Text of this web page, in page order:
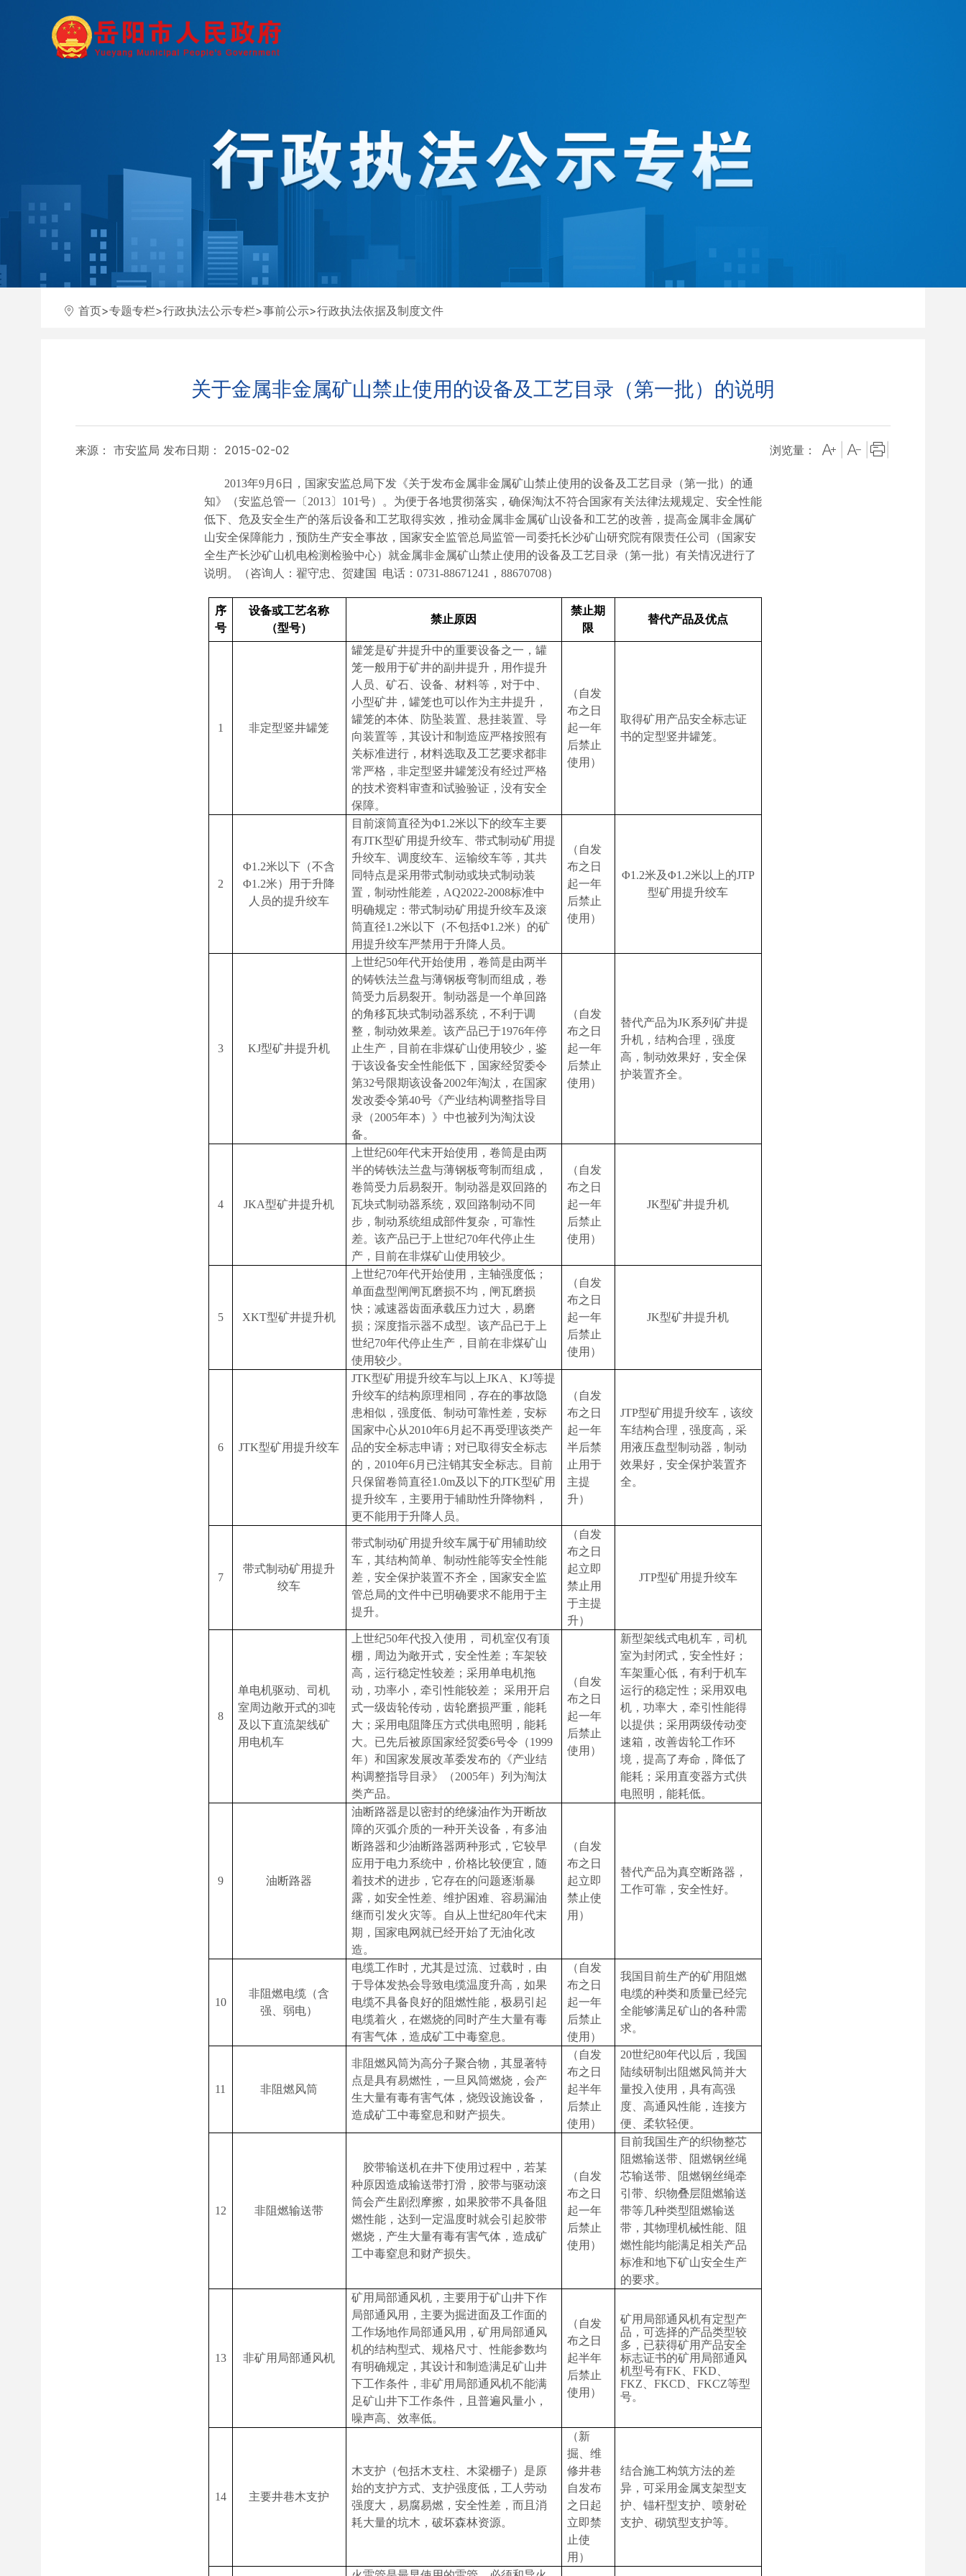
首页>专题专栏>行政执法公示专栏>事前公示>行政执法依据及制度文件
关于金属非金属矿山禁止使用的设备及工艺目录（第一批）的说明
来源： 市安监局 发布日期： 2015-02-02 浏览量：
2013年9月 6日
，国家安监总局下发《关于发布金属非金属矿山禁止使用的设备及工艺目录（第一批）的通
知》（安监总管一〔 2013〕 101号）。为便于各地贯彻落实，确保淘汰不符合国家有关法律法规规定、安全性能
低下、危及安全生产的落后设备和工艺取得实效，推动金属非金属矿山设备和工艺的改善，提高金属非金属矿
山安全保障能力，预防生产安全事故，国家安全监管总局监管一司委托长沙矿山研究院有限责任公司（国家安
全生产长沙矿山机电检测检验中心）就金属非金属矿山禁止使用的设备及工艺目录（第一批）有关情况进行了
说明。（咨询人：翟守忠、贺建国
电话： 0731-88671241 ， 88670708）
序
号
设备或工艺名称
（型号）
禁止原因
禁止期
限
替代产品及优点
1 非定型竖井罐笼
罐笼是矿井提升中的重要设备之一，罐
笼一般用于矿井的副井提升，用作提升
人员、矿石、设备、材料等，对于中、
小型矿井，罐笼也可以作为主井提升，
罐笼的本体、防坠装置、悬挂装置、导
向装置等，其设计和制造应严格按照有
关标准进行，材料选取及工艺要求都非
常严格，非定型竖井罐笼没有经过严格
的技术资料审查和试验验证，没有安全
保障。
（自发
布之日
起一年
后禁止
使用）
取得矿用产品安全标志证
书的定型竖井罐笼。
2
Φ1.2米 以下（不含
Φ1.2米）用于升降
人员的提升绞车
目前滚筒直径为Φ1.2米 以下的绞车主要
有JTK型矿用提升绞车、带式制动矿用提
升绞车、调度绞车、运输绞车等，其共
同特点是采用带式制动或块式制动装
置，制动性能差， AQ2022-2008标准中
明确规定：带式制动矿用提升绞车及滚
筒直径1.2米 以下（不包括Φ1.2米）的矿
用提升绞车严禁用于升降人员。
（自发
布之日
起一年
后禁止
使用）
Φ1.2米及Φ1.2米 以上的JTP
型矿用提升绞车
3 KJ型矿井提升机
上世纪50年代开始使用，卷筒是由两半
的铸铁法兰盘与薄钢板弯制而组成，卷
筒受力后易裂开。制动器是一个单回路
的角移瓦块式制动器系统，不利于调
整，制动效果差。该产品已于1976年停
止生产，目前在非煤矿山使用较少，鉴
于该设备安全性能低下，国家经贸委令
第32号限期该设备2002年淘汰，在国家
发改委令第40号《产业结构调整指导目
录（2005年本）》中也被列为淘汰设
备。
（自发
布之日
起一年
后禁止
使用）
替代产品为JK系列矿井提
升机，结构合理，强度
高，制动效果好，安全保
护装置齐全。
4 JKA型矿井提升机
上世纪60年代末开始使用，卷筒是由两
半的铸铁法兰盘与薄钢板弯制而组成，
卷筒受力后易裂开。制动器是双回路的
瓦块式制动器系统，双回路制动不同
步，制动系统组成部件复杂，可靠性
差。该产品已于上世纪70年代停止生
产，目前在非煤矿山使用较少。
（自发
布之日
起一年
后禁止
使用）
JK型矿井提升机
5 XKT型矿井提升机
上世纪70年代开始使用，主轴强度低；
单面盘型闸闸瓦磨损不均，闸瓦磨损
快；减速器齿面承载压力过大，易磨
损；深度指示器不成型。该产品已于上
世纪70年代停止生产，目前在非煤矿山
使用较少。
（自发
布之日
起一年
后禁止
使用）
JK型矿井提升机
6 JTK型矿用提升绞车
JTK型矿用提升绞车与以上JKA KJ等提
升绞车的结构原理相同，存在的事故隐
患相似，强度低、制动可靠性差，安标
国家中心从2010年6月起不再受理该类产
品的安全标志申请；对已取得安全标志
的， 2010年6月已注销其安全标志。目前
只保留卷筒直径1.0m及以下的JTK型矿用
提升绞车，主要用于辅助性升降物料，
更不能用于升降人员。
（自发
布之日
起一年
半后禁
止用于
主提
升）
JTP型矿用提升绞车，该绞
车结构合理，强度高，采
用液压盘型制动器，制动
效果好，安全保护装置齐
全。
7
带式制动矿用提升
绞车
带式制动矿用提升绞车属于矿用辅助绞
车，其结构简单、制动性能等安全性能
差，安全保护装置不齐全，国家安全监
管总局的文件中已明确要求不能用于主
提升。
（自发
布之日
起立即
禁止用
于主提
升）
JTP型矿用提升绞车
8
单电机驱动、司机
室周边敞开式的3吨
及以下直流架线矿
用电机车
上世纪50年代投入使用，
司机室仅有顶
棚，周边为敞开式，安全性差；车架较
高，运行稳定性较差；采用单电机拖
动，功率小，牵引性能较差；
采用开启
式一级齿轮传动，齿轮磨损严重，能耗
大；采用电阻降压方式供电照明，能耗
大。已先后被原国家经贸委6号令（1999
年）和国家发展改革委发布的《产业结
构调整指导目录》（2005年）列为淘汰
类产品。
（自发
布之日
起一年
后禁止
使用）
新型架线式电机车，司机
室为封闭式，安全性好；
车架重心低，有利于机车
运行的稳定性；采用双电
机，功率大，牵引性能得
以提供；采用两级传动变
速箱，改善齿轮工作环
境，提高了寿命，降低了
能耗；采用直变器方式供
电照明，能耗低。
9 油断路器
油断路器是以密封的绝缘油作为开断故
障的灭弧介质的一种开关设备，有多油
断路器和少油断路器两种形式，它较早
应用于电力系统中，价格比较便宜，随
着技术的进步，它存在的问题逐渐暴
露，如安全性差、维护困难、容易漏油
继而引发火灾等。自从上世纪80年代末
期，国家电网就已经开始了无油化改
造。
（自发
布之日
起立即
禁止使
用）
替代产品为真空断路器，
工作可靠，安全性好。
10
非阻燃电缆（含
强、弱电）
电缆工作时，尤其是过流、过载时，由
于导体发热会导致电缆温度升高，如果
电缆不具备良好的阻燃性能，极易引起
电缆着火，在燃烧的同时产生大量有毒
有害气体，造成矿工中毒窒息。
（自发
布之日
起一年
后禁止
使用）
我国目前生产的矿用阻燃
电缆的种类和质量已经完
全能够满足矿山的各种需
求。
11 非阻燃风筒
非阻燃风筒为高分子聚合物，其显著特
点是具有易燃性，一旦风筒燃烧，会产
生大量有毒有害气体，烧毁设施设备，
造成矿工中毒窒息和财产损失。
（自发
布之日
起半年
后禁止
使用）
20世纪80年代以后，我国
陆续研制出阻燃风筒并大
量投入使用，具有高强
度、高通风性能，连接方
便、柔软轻便。
12 非阻燃输送带
胶带输送机在井下使用过程中，若某
种原因造成输送带打滑，胶带与驱动滚
筒会产生剧烈摩擦，如果胶带不具备阻
燃性能，达到一定温度时就会引起胶带
燃烧，产生大量有毒有害气体，造成矿
工中毒窒息和财产损失。
（自发
布之日
起一年
后禁止
使用）
目前我国生产的织物整芯
阻燃输送带、阻燃钢丝绳
芯输送带、阻燃钢丝绳牵
引带、织物叠层阻燃输送
带等几种类型阻燃输送
带，其物理机械性能、阻
燃性能均能满足相关产品
标准和地下矿山安全生产
的要求。
13 非矿用局部通风机
矿用局部通风机，主要用于矿山井下作
局部通风用，主要为掘进面及工作面的
工作场地作局部通风用，矿用局部通风
机的结构型式、规格尺寸、性能参数均
有明确规定，其设计和制造满足矿山井
下工作条件， 非矿用局部通风机不能满
足矿山井下工作条件，且普遍风量小，
噪声高、效率低。
（自发
布之日
起半年
后禁止
使用）
矿用局部通风机有定型产
品，可选择的产品类型较
多，已获得矿用产品安全
标志证书的矿用局部通风
机型号有FK FKD
FKZ
FKCD FKCZ等型
号。
14 主要井巷木支护
木支护（包括木支柱、木梁棚子）是原
始的支护方式、支护强度低，工人劳动
强度大，易腐易燃，安全性差，而且消
耗大量的坑木，破坏森林资源。
（新
掘、维
修井巷
自发布
之日起
立即禁
止使
用）
结合施工构筑方法的差
异，可采用金属支架型支
护、锚杆型支护、喷射砼
支护、砌筑型支护等。